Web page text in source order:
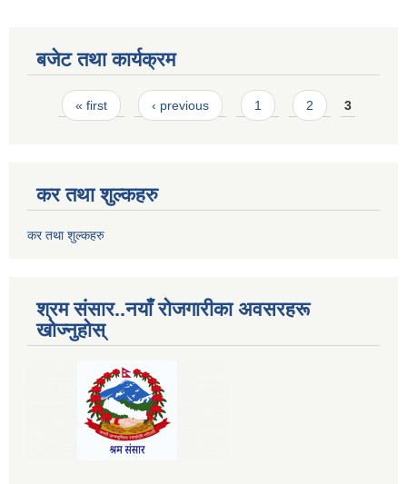
बजेट तथा कार्यक्रम
Pages
« first ‹ previous 1 2 3
कर तथा शुल्कहरु
कर तथा शुल्कहरु
श्रम संसार..नयाँ रोजगारीका अवसरहरू
खोज्नुहोस्